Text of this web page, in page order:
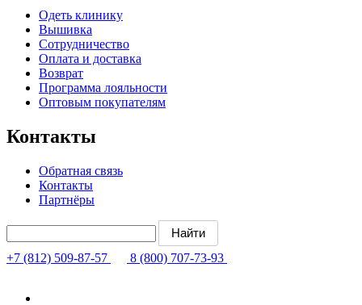
Одеть клинику
Вышивка
Сотрудничество
Оплата и доставка
Возврат
Программа лояльности
Оптовым покупателям
Контакты
Обратная связь
Контакты
Партнёры
+7 (812) 509-87-57 8 (800) 707-73-93